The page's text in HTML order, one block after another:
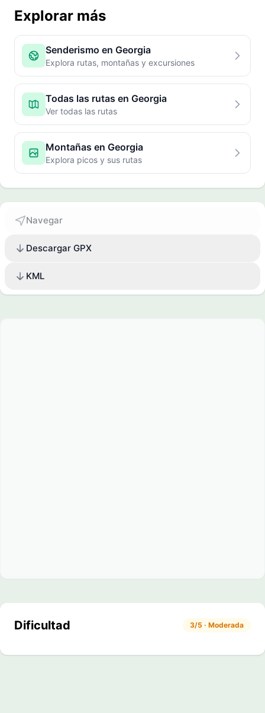
Explorar más
Senderismo en Georgia
Explora rutas, montañas y excursiones
Todas las rutas en Georgia
Ver todas las rutas
Montañas en Georgia
Explora picos y sus rutas
Navegar
Descargar GPX
KML
Dificultad 3/5 · Moderada